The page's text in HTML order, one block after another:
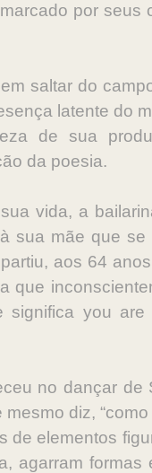
por seus
saltar do
latente do
de sua
da poesia.
vida, a
sua mãe que
aos 64
que
you
no dançar de
diz,
de elementos
agarram